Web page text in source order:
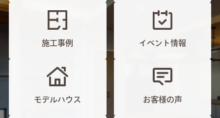
施工事例 イベント情報
モデルハウス お客様の声